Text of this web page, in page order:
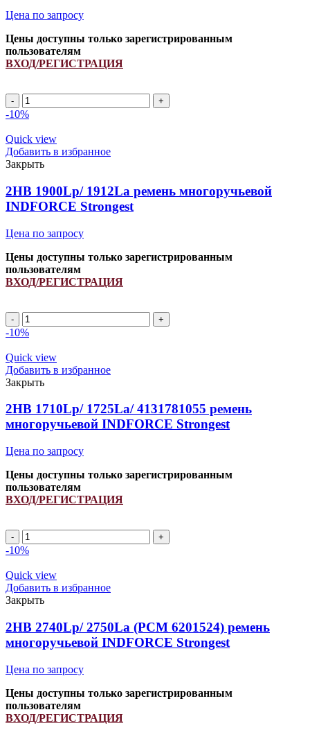
Цена по запросу
Цены доступны только зарегистрированным
пользователям
ВХОД/РЕГИСТРАЦИЯ
Количество
товара
2595Lp/
2610La
ремень
многоручьевой
INDFORCE
Strongest
-10%
Quick view
Добавить в избранное
Закрыть
2HB 1900Lp/ 1912La ремень многоручьевой
INDFORCE Strongest
Цена по запросу
Цены доступны только зарегистрированным
пользователям
ВХОД/РЕГИСТРАЦИЯ
Количество
товара
1900Lp/
1912La
ремень
многоручьевой
INDFORCE
Strongest
-10%
Quick view
Добавить в избранное
Закрыть
2HB 1710Lp/ 1725La/ 4131781055 ремень
многоручьевой INDFORCE Strongest
Цена по запросу
Цены доступны только зарегистрированным
пользователям
ВХОД/РЕГИСТРАЦИЯ
Количество
товара
1710Lp/
1725La/
4131781055
ремень
многоручьевой
INDFORCE
Strongest
-10%
Quick view
Добавить в избранное
Закрыть
2HB 2740Lp/ 2750La (РСМ 6201524) ремень
многоручьевой INDFORCE Strongest
Цена по запросу
Цены доступны только зарегистрированным
пользователям
ВХОД/РЕГИСТРАЦИЯ